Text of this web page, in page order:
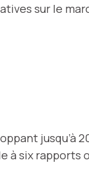
sur le
à six rapports